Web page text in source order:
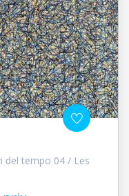
del tempo 04 / Les